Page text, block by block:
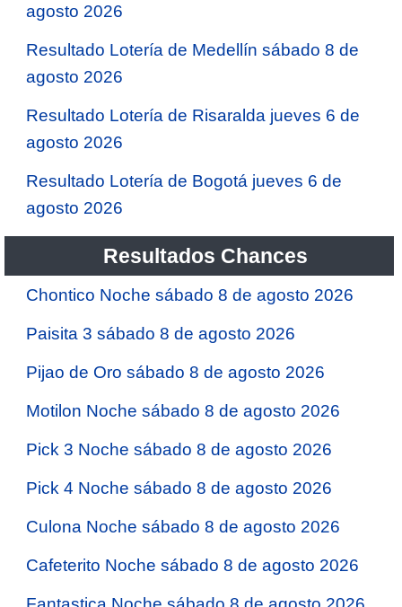
agosto 2026
Resultado Lotería de Medellín sábado 8 de
agosto 2026
Resultado Lotería de Risaralda jueves 6 de
agosto 2026
Resultado Lotería de Bogotá jueves 6 de
agosto 2026
Resultados Chances
Chontico Noche sábado 8 de agosto 2026
Paisita 3 sábado 8 de agosto 2026
Pijao de Oro sábado 8 de agosto 2026
Motilon Noche sábado 8 de agosto 2026
Pick 3 Noche sábado 8 de agosto 2026
Pick 4 Noche sábado 8 de agosto 2026
Culona Noche sábado 8 de agosto 2026
Cafeterito Noche sábado 8 de agosto 2026